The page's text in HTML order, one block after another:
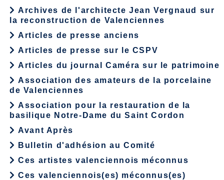
Archives de l'architecte Jean Vergnaud sur
la reconstruction de Valenciennes
Articles de presse anciens
Articles de presse sur le CSPV
Articles du journal Caméra sur le patrimoine
Association des amateurs de la porcelaine
de Valenciennes
Association pour la restauration de la
basilique Notre-Dame du Saint Cordon
Avant Après
Bulletin d'adhésion au Comité
Ces artistes valenciennois méconnus
Ces valenciennois(es) méconnus(es)